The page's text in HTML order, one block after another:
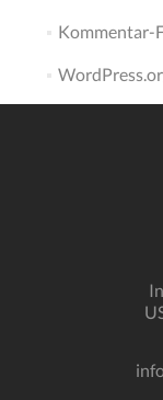
Kommentar-